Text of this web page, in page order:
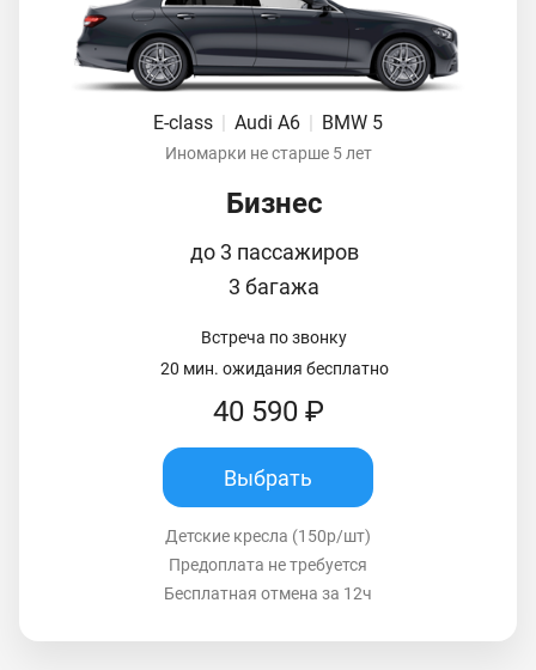
E-class | Audi A6 | BMW 5
Иномарки не старше 5 лет
Бизнес
до 3 пассажиров
3 багажа
Встреча по звонку
20 мин. ожидания бесплатно
40 590 ₽
Выбрать
Детские кресла (150р/шт)
Предоплата не требуется
Бесплатная отмена за 12ч